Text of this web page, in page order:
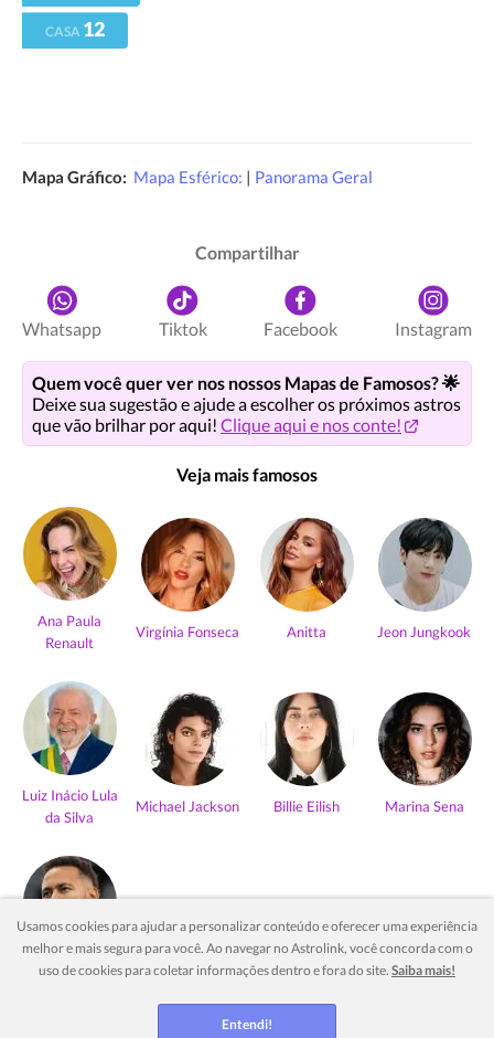
CASA 12
Mapa Gráfico: Mapa Esférico: | Panorama Geral
Compartilhar
Whatsapp Tiktok Facebook Instagram
Quem você quer ver nos nossos Mapas de Famosos? 🌟
Deixe sua sugestão e ajude a escolher os próximos astros
que vão brilhar por aqui! Clique aqui e nos conte!
Veja mais famosos
Ana Paula
Renault
Virgínia Fonseca Anitta Jeon Jungkook
Luiz Inácio Lula
da Silva
Michael Jackson Billie Eilish Marina Sena
Neymar Jr
Ver mais
Usamos cookies para ajudar a personalizar conteúdo e oferecer uma experiência
melhor e mais segura para você. Ao navegar no Astrolink, você concorda com o
uso de cookies para coletar informações dentro e fora do site. Saiba mais!
Entendi!